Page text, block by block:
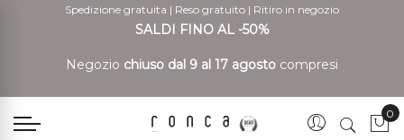
Spedizione gratuita | Reso gratuito | Ritiro in negozio
SALDI FINO AL -50%
Negozio chiuso dal 9 al 17 agosto compresi
0